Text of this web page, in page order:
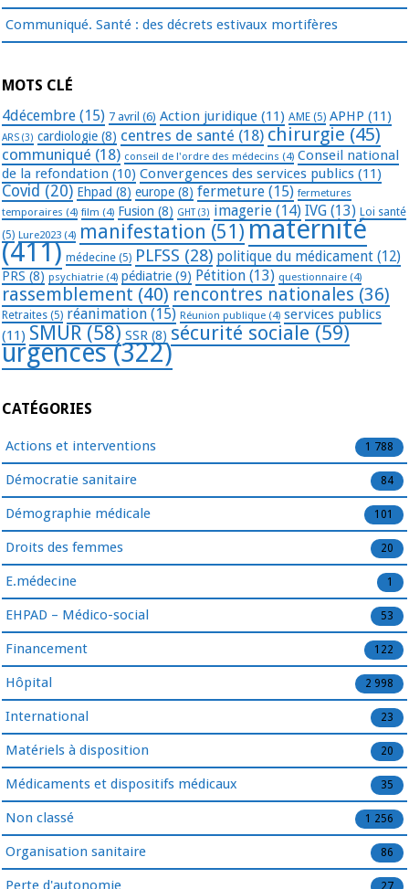
Communiqué. Santé : des décrets estivaux mortifères
MOTS CLÉ
4décembre (15) 7 avril (6) Action juridique (11) AME (5) APHP (11)
ARS (3) cardiologie (8) centres de santé (18) chirurgie (45)
communiqué (18) conseil de l'ordre des médecins (4) Conseil national
de la refondation (10) Convergences des services publics (11)
Covid (20) Ehpad (8) europe (8) fermeture (15) fermetures
temporaires (4) film (4) Fusion (8) GHT(3) imagerie (14) IVG (13) Loi santé
(5) Lure2023 (4) manifestation (51) maternité
(411) médecine (5) PLFSS (28) politique du médicament (12)
PRS (8) psychiatrie (4) pédiatrie (9) Pétition (13) questionnaire (4)
rassemblement (40) rencontres nationales (36)
Retraites (5) réanimation (15) Réunion publique (4) services publics
(11) SMUR (58) SSR (8) sécurité sociale (59)
urgences(322)
CATÉGORIES
Actions et interventions 1 788
Démocratie sanitaire 84
Démographie médicale 101
Droits des femmes 20
E.médecine 1
EHPAD – Médico-social 53
Financement 122
Hôpital 2 998
International 23
Matériels à disposition 20
Médicaments et dispositifs médicaux 35
Non classé 1 256
Organisation sanitaire 86
Perte d'autonomie 27